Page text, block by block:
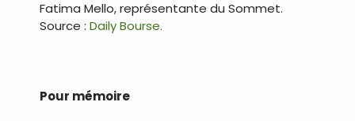
Fatima Mello, représentante du Sommet.
Source : Daily Bourse.
Pour mémoire